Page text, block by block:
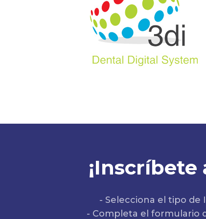
¡Inscríbete
- Selecciona el tipo de
- Completa el formulario